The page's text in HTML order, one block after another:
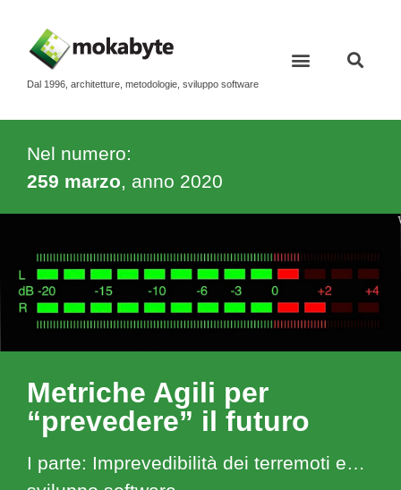
Dal 1996, architetture, metodologie, sviluppo software
Nel numero:
259 marzo, anno 2020
Metriche Agili per
“prevedere” il futuro
I parte: Imprevedibilità dei terremoti e…